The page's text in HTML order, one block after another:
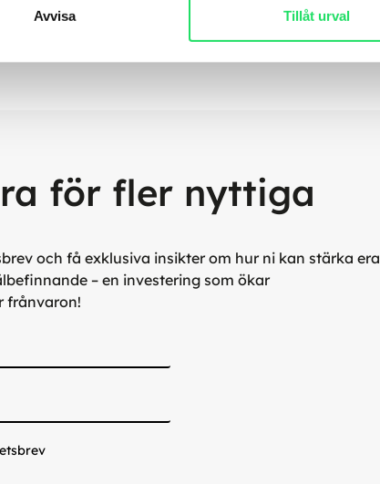
Avvisa Tillåt urval
för fler nyttiga
och få exklusiva insikter om hur ni kan stärka era
– en investering som ökar
frånvaron!